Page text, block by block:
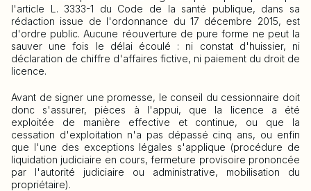
l'article L. 3333-1 du Code de la santé publique, dans sa
rédaction issue de l'ordonnance du 17 décembre 2015, est
d'ordre public. Aucune réouverture de pure forme ne peut la
sauver une fois le délai écoulé : ni constat d'huissier, ni
déclaration de chiffre d'affaires fictive, ni paiement du droit de
licence.
Avant de signer une promesse, le conseil du cessionnaire doit
donc s'assurer, pièces à l'appui, que la licence a été
exploitée de manière effective et continue, ou que la
cessation d'exploitation n'a pas dépassé cinq ans, ou enfin
que l'une des exceptions légales s'applique (procédure de
liquidation judiciaire en cours, fermeture provisoire prononcée
par l'autorité judiciaire ou administrative, mobilisation du
propriétaire).